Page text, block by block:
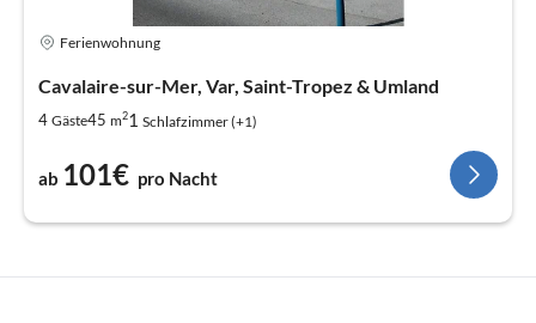
Ferienwohnung
Cavalaire-sur-Mer, Var, Saint-Tropez & Umland
4 Gäste45 m21 Schlafzimmer (+1)
ab 101€ pro Nacht